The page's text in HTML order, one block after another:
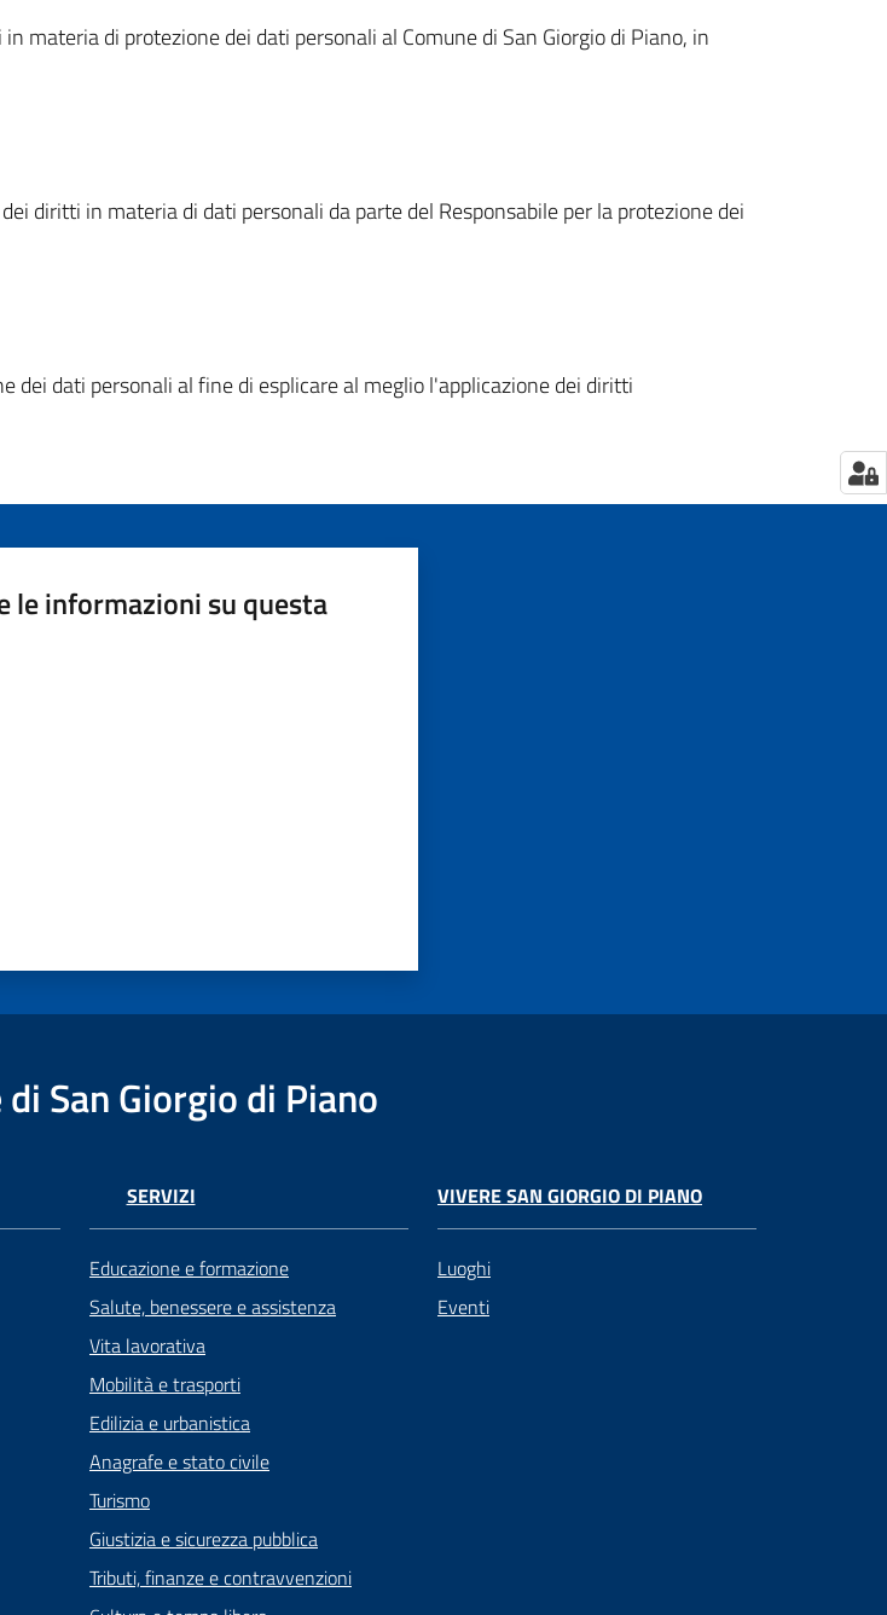
materia di protezione dei dati personali al Comune di San Giorgio di Piano, in
diritti in materia di dati personali da parte del Responsabile per la protezione dei
dei dati personali al fine di esplicare al meglio l'applicazione dei diritti
le informazioni su questa
San Giorgio di Piano
SERVIZI
Educazione e formazione
Salute, benessere e assistenza
Vita lavorativa
Mobilità e trasporti
Edilizia e urbanistica
Anagrafe e stato civile
Turismo
Giustizia e sicurezza pubblica
Tributi, finanze e contravvenzioni
VIVERE SAN GIORGIO DI PIANO
Luoghi
Eventi